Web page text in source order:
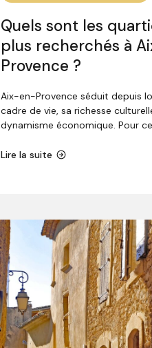
Quels sont les
plus recherchés à
Provence ?
Aix-en-Provence séduit depuis
cadre de vie, sa richesse
dynamisme économique. Pour
Lire la suite